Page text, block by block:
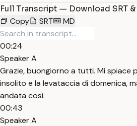
Full Transcript — Download SRT
Copy
SRT MD
00:24
Speaker A
Grazie, buongiorno a tutti. Mi spiace
insolito e la levataccia di domenica,
andata così.
00:43
Speaker A